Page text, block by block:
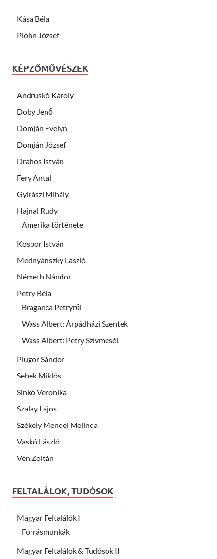
Kása Béla
Plohn József
KÉPZŐMŰVÉSZEK
Andruskó Károly
Doby Jenő
Domján Evelyn
Domján József
Drahos István
Fery Antal
Gyirászi Mihály
Hajnal Rudy
Amerika története
Kosbor István
Mednyánszky László
Németh Nándor
Petry Béla
Braganca Petryről
Wass Albert: Árpádházi Szentek
Wass Albert: Petry Szívmeséi
Plugor Sándor
Sebek Miklós
Sinkó Veronika
Szalay Lajos
Székely Mendel Melinda
Vaskó László
Vén Zoltán
FELTALÁLOK, TUDÓSOK
Magyar Feltalálók I
Forrásmunkák
Magyar Feltalálok & Tudósok II